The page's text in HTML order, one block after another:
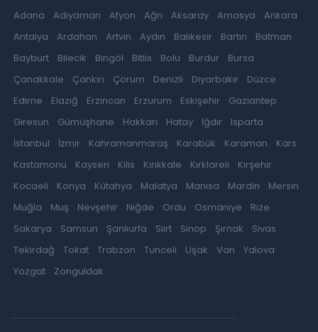
Adana Adıyaman Afyon Ağrı Aksaray Amasya
Ankara
Antalya
Ardahan Artvin Aydın Balıkesir Bartın
Batman
Bayburt
Bilecik Bingöl Bitlis Bolu Burdur
Bursa
Çanakkale
Çankırı Çorum Denizli Diyarbakır
Düzce
Edirne
Elazığ Erzincan Erzurum Eskişehir
Gaziantep
Giresun
Gümüşhane Hakkari Hatay Iğdır
Isparta
İstanbul
İzmir Kahramanmaraş Karabük Karaman
Kars
Kastamonu
Kayseri Kilis Kırıkkale Kırklareli
Kırşehir
Kocaeli
Konya Kütahya Malatya Manisa Mardin
Mersin
Muğla
Muş Nevşehir Niğde Ordu Osmaniye
Rize
Sakarya
Samsun Şanlıurfa Siirt Sinop Şırnak
Sivas
Tekirdağ
Tokat Trabzon Tunceli Uşak Van
Yalova
Yozgat
Zonguldak